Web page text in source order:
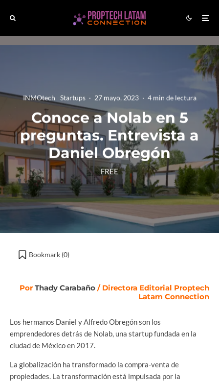
INMOtech Startups · 27 mayo, 2023 · 4 min de lectura
Conoce a Nolab en 5
preguntas. Entrevista a
Daniel Obregón
FREE
Bookmark (0)
PorThady Carabaño / Directora Editorial Proptech
Latam Connection
Los hermanos Daniel y Alfredo Obregón son los
emprendedores detrás de Nolab, una startup fundada en la
ciudad de México en 2017.
La globalización ha transformado la compra-venta de
propiedades. La transformación está impulsada por la